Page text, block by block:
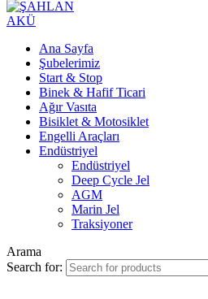
Ana Sayfa
Şubelerimiz
Start & Stop
Binek & Hafif Ticari
Ağır Vasıta
Bisiklet & Motosiklet
Engelli Araçları
Endüstriyel
Endüstriyel
Deep Cycle Jel
AGM
Marin Jel
Traksiyoner
Arama
Search for: